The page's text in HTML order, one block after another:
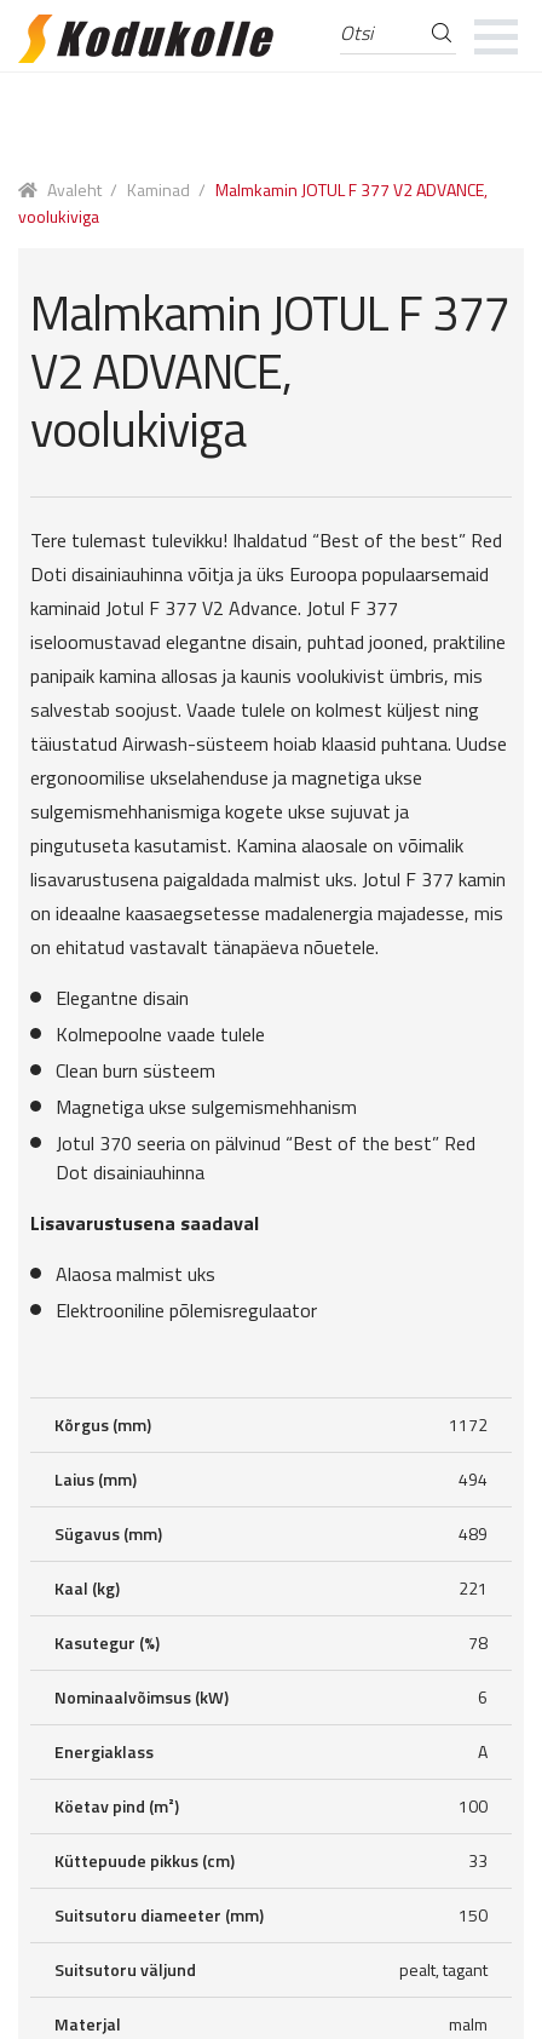
Skip
Skip
Otsi:
Avaleht / Kaminad / Malmkamin JOTUL F 377 V2 ADVANCE,
voolukiviga
Malmkamin JOTUL F 377
V2 ADVANCE,
voolukiviga
Tere tulemast tulevikku! Ihaldatud “Best of the best” Red
Doti disainiauhinna võitja ja üks Euroopa populaarsemaid
kaminaid Jotul F 377 V2 Advance. Jotul F 377
iseloomustavad elegantne disain, puhtad jooned, praktiline
panipaik kamina allosas ja kaunis voolukivist ümbris, mis
salvestab soojust. Vaade tulele on kolmest küljest ning
täiustatud Airwash-süsteem hoiab klaasid puhtana. Uudse
ergonoomilise ukselahenduse ja magnetiga ukse
sulgemismehhanismiga kogete ukse sujuvat ja
pingutuseta kasutamist. Kamina alaosale on võimalik
lisavarustusena paigaldada malmist uks. Jotul F 377 kamin
on ideaalne kaasaegsetesse madalenergia majadesse, mis
on ehitatud vastavalt tänapäeva nõuetele.
Elegantne disain
Kolmepoolne vaade tulele
Clean burn süsteem
Magnetiga ukse sulgemismehhanism
Jotul 370 seeria on pälvinud “Best of the best” Red
Dot disainiauhinna
Lisavarustusena saadaval
Alaosa malmist uks
Elektrooniline põlemisregulaator
Kõrgus (mm) 1172
Laius (mm) 494
Sügavus (mm) 489
Kaal (kg) 221
Kasutegur (%) 78
Nominaalvõimsus (kW) 6
Energiaklass A
Köetav pind (m²) 100
Küttepuude pikkus (cm) 33
Suitsutoru diameeter (mm) 150
Suitsutoru väljund pealt, tagant
Materjal malm